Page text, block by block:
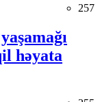
257
həyata